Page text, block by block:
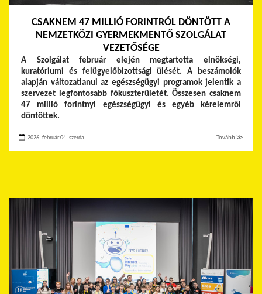
CSAKNEM 47 MILLIÓ FORINTRÓL DÖNTÖTT A
NEMZETKÖZI GYERMEKMENTŐ SZOLGÁLAT
VEZETŐSÉGE
A Szolgálat február elején megtartotta elnökségi,
kuratóriumi és felügyelőbizottsági ülését. A beszámolók
alapján változatlanul az egészségügyi programok jelentik a
szervezet legfontosabb fókuszterületét. Összesen csaknem
47 millió forintnyi egészségügyi és egyéb kérelemről
döntöttek.
2026. február 04. szerda Tovább ≫